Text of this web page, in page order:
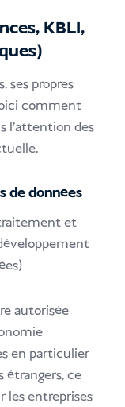
KBLI,
ses propres
comment
l'attention des
de données
et
autorisée
en particulier
étrangers, ce
les entreprises